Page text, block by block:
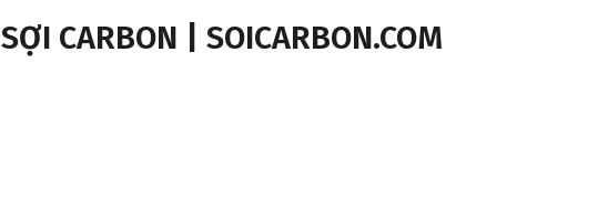
SỢI CARBON | SOICARBON.COM